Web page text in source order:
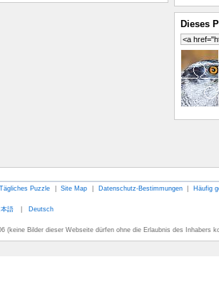
Dieses
Tägliches Puzzle | Site Map | Datenschutz-Bestimmungen | Häufig
本語 | Deutsch
(keine Bilder dieser Webseite dürfen ohne die Erlaubnis des Inhabers